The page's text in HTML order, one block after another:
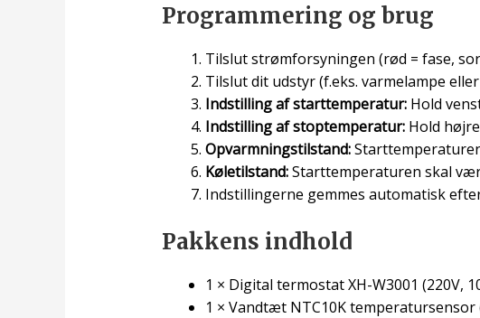
Programmering og brug
Tilslut strømforsyningen (rød = fase,
Tilslut dit udstyr (f.eks. varmelampe
Indstilling af starttemperatur:Hold
Indstilling af stoptemperatur:Hold
Opvarmningstilstand:
Køletilstand:Starttemperaturen skal
Indstillingerne gemmes automatisk
Pakkens indhold
1 × Digital termostat XH-W3001 (220V,
1 × Vandtæt NTC10K temperatursensor